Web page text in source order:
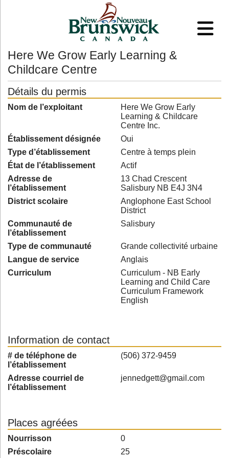
Here We Grow Early Learning &
Childcare Centre
Détails du permis
Nom de l’exploitant
Here We Grow Early
Learning & Childcare
Centre Inc.
Établissement désignée
Oui
Type d’établissement
Centre à temps plein
État de l’établissement
Actif
Adresse de
l’établissement
13 Chad Crescent
Salisbury NB E4J 3N4
District scolaire
Anglophone East School
District
Communauté de
l’établissement
Salisbury
Type de communauté
Grande collectivité urbaine
Langue de service
Anglais
Curriculum
Curriculum - NB Early
Learning and Child Care
Curriculum Framework
English
Information de contact
# de téléphone de
l’établissement
(506) 372-9459
Adresse courriel de
l’établissement
jennedgett@gmail.com
Places agréées
Nourrisson
0
Préscolaire
25